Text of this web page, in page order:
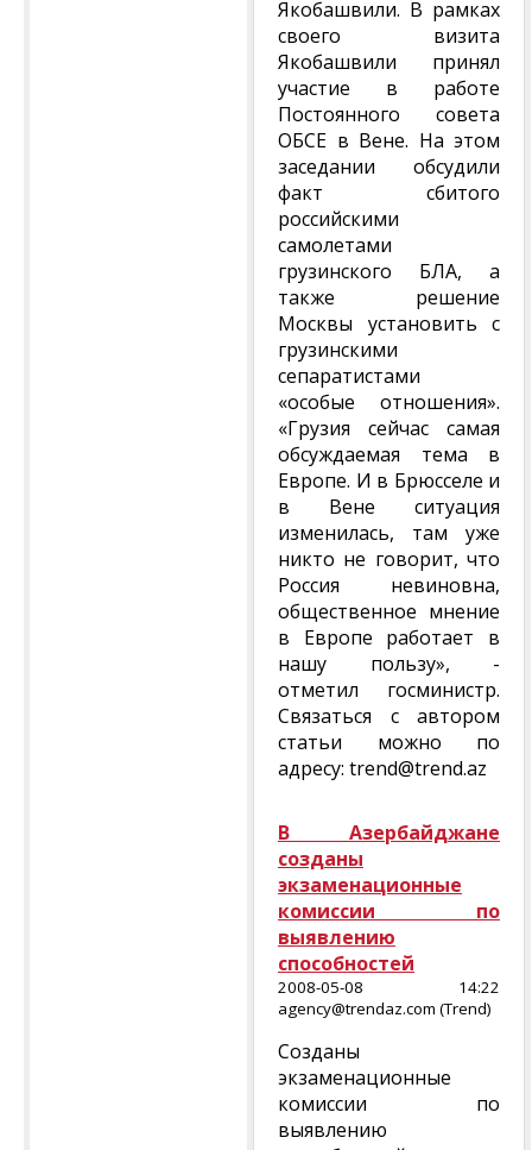
Якобашвили. В рамках
своего визита
Якобашвили принял
участие в работе
Постоянного совета
ОБСЕ в Вене. На этом
заседании обсудили
факт сбитого
российскими
самолетами
грузинского БЛА, а
также решение
Москвы установить с
грузинскими
сепаратистами
«особые отношения».
«Грузия сейчас самая
обсуждаемая тема в
Европе. И в Брюсселе и
в Вене ситуация
изменилась, там уже
никто не говорит, что
Россия невиновна,
общественное мнение
в Европе работает в
нашу пользу», -
отметил госминистр.
Связаться с автором
статьи можно по
адресу: trend@trend.az
В Азербайджане
созданы
экзаменационные
комиссии по
выявлению
способностей
2008-05-08 14:22
agency@trendaz.com (Trend)
Созданы
экзаменационные
комиссии по
выявлению